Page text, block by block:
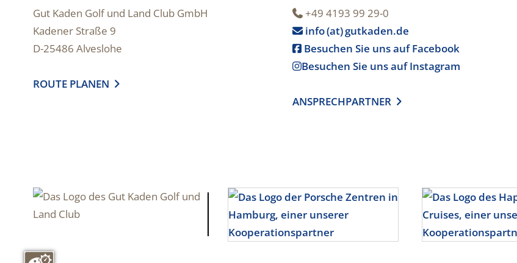
Gut Kaden Golf und Land Club GmbH
Kadener Straße 9
D-25486 Alveslohe
ROUTE PLANEN 
+49 4193 99 29-0
info (at) gutkaden.de
Besuchen Sie uns auf Facebook
Besuchen Sie uns auf Instagram
ANSPRECHPARTNER 